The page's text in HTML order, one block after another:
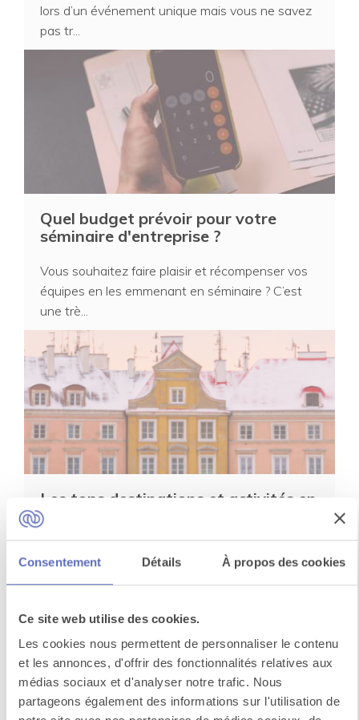
Consentement Détails À propos des cookies
Ce site web utilise des cookies.
Les cookies nous permettent de personnaliser le contenu
et les annonces, d'offrir des fonctionnalités relatives aux
médias sociaux et d'analyser notre trafic. Nous
partageons également des informations sur l'utilisation de
lors d’un événement unique mais vous ne savez
pas tr...
Quel budget prévoir pour votre
séminaire d'entreprise ?
Vous souhaitez faire plaisir et récompenser vos
équipes en les emmenant en séminaire ? C’est
une trè...
Les tops destinations et activités en
séminaire en décembre
Pour récompenser vos collaborateurs de leurs
efforts fournis pendant l’année, vous souhaitez
leur of...
Découvrez nos destinations de